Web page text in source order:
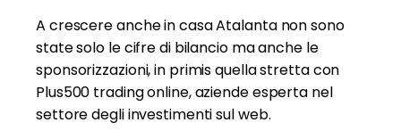
A crescere anche in casa Atalanta non sono
state solo le cifre di bilancio ma anche le
sponsorizzazioni, in primis quella stretta con
Plus500 trading online, aziende esperta nel
settore degli investimenti sul web.